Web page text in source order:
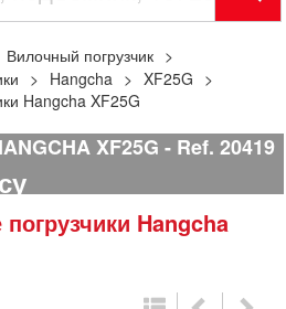
Вилочный погрузчик
Hangcha
XF25G
Hangcha XF25G
XF25G Ref. 20419
Hangcha